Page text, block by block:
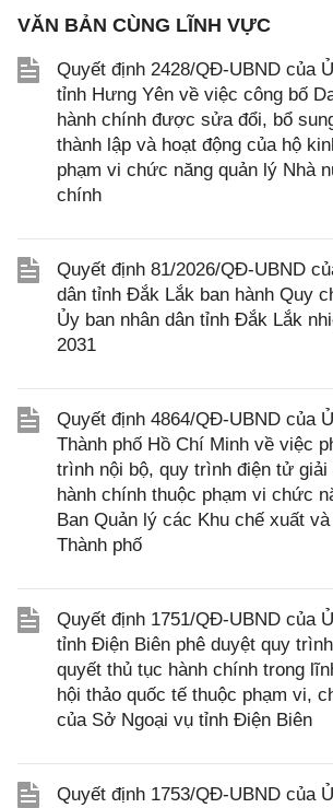
VĂN BẢN CÙNG LĨNH VỰC
Quyết định 2428/QĐ-UBND của
tỉnh Hưng Yên về việc công bố
hành chính được sửa đổi, bổ
thành lập và hoạt động của hộ
phạm vi chức năng quản lý Nhà
chính
Quyết định 81/2026/QĐ-UBND
dân tỉnh Đắk Lắk ban hành Quy
Ủy ban nhân dân tỉnh Đắk Lắk
2031
Quyết định 4864/QĐ-UBND của
Thành phố Hồ Chí Minh về việc
trình nội bộ, quy trình điện tử giải
hành chính thuộc phạm vi chức
Ban Quản lý các Khu chế xuất
Thành phố
Quyết định 1751/QĐ-UBND của
tỉnh Điện Biên phê duyệt quy
quyết thủ tục hành chính trong
hội thảo quốc tế thuộc phạm vi,
của Sở Ngoại vụ tỉnh Điện Biên
Quyết định 1753/QĐ-UBND của